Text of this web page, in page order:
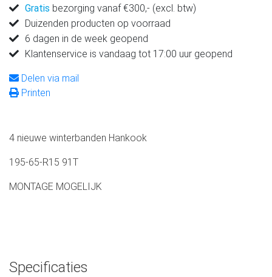
Gratis bezorging vanaf €300,- (excl. btw)
Duizenden producten op voorraad
6 dagen in de week geopend
Klantenservice is vandaag tot 17:00 uur geopend
Delen via mail
Printen
4 nieuwe winterbanden Hankook
195-65-R15 91T
MONTAGE MOGELIJK
Specificaties